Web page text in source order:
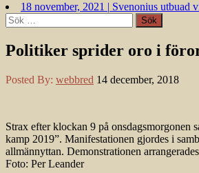
18 november, 2021 | Svenonius utbuad
Sök
efter:
Politiker sprider oro i
Posted By: webbred 14 december, 2018
Strax efter klockan 9 på onsdagsmorgonen
kamp 2019”. Manifestationen gjordes i
allmännyttan. Demonstrationen
Foto: Per Leander